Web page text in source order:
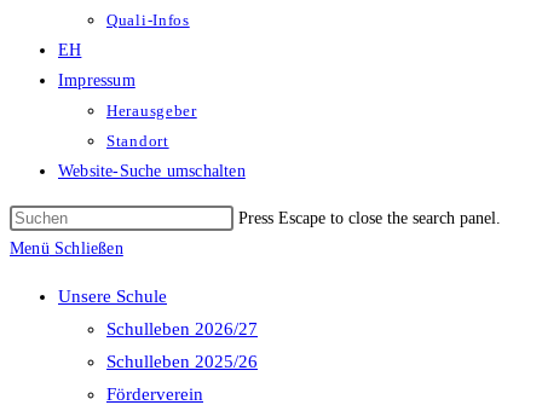
Quali-Infos
EH
Impressum
Herausgeber
Standort
Website-Suche umschalten
Press Escape to close the search panel.
Menü Schließen
Unsere Schule
Schulleben 2026/27
Schulleben 2025/26
Förderverein